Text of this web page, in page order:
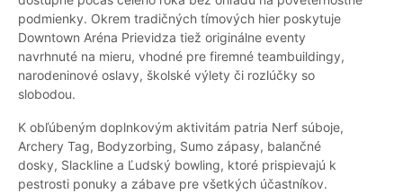
podmienky. Okrem tradičných tímových hier poskytuje
Downtown Aréna Prievidza tiež originálne eventy
navrhnuté na mieru, vhodné pre firemné teambuildingy,
narodeninové oslavy, školské výlety či rozlúčky so
slobodou.
K obľúbeným doplnkovým aktivitám patria Nerf súboje,
Archery Tag, Bodyzorbing, Sumo zápasy, balančné
dosky, Slackline a Ľudský bowling, ktoré prispievajú k
pestrosti ponuky a zábave pre všetkých účastníkov.